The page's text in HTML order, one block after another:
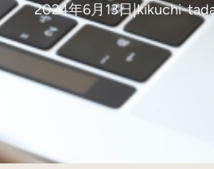
2024年6月13日|kikuchi-